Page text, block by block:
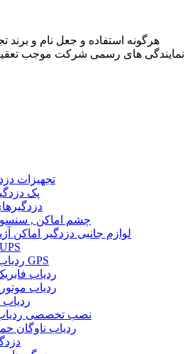
هرگونه استفاده و جعل نام و برند
نمایندگی های رسمی شرکت موجب
تجهیزات
پک
چشم اماکن ,
لوازم جانبی دزدگیر اماکن
باتری و UPS
ردیاب و جی پی اس GPS
ردیاب
ردیاب
ردیاب
نصب تخصصی
ردیاب ناوگان